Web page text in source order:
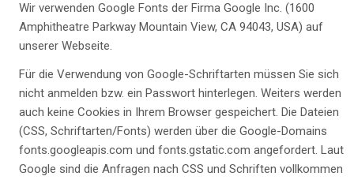
Wir verwenden Google Fonts der Firma Google Inc. (1600
Amphitheatre Parkway Mountain View, CA 94043, USA) auf
unserer Webseite.
Für die Verwendung von Google-Schriftarten müssen Sie sich
nicht anmelden bzw. ein Passwort hinterlegen. Weiters werden
auch keine Cookies in Ihrem Browser gespeichert. Die Dateien
(CSS, Schriftarten/Fonts) werden über die Google-Domains
fonts.googleapis.com und fonts.gstatic.com angefordert. Laut
Google sind die Anfragen nach CSS und Schriften vollkommen